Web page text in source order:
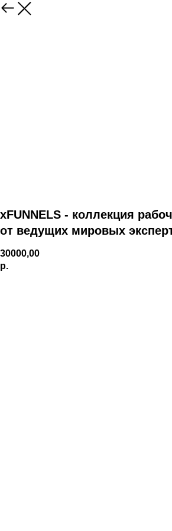
xFUNNELS - коллекция
от ведущих мировых
30000,00
р.